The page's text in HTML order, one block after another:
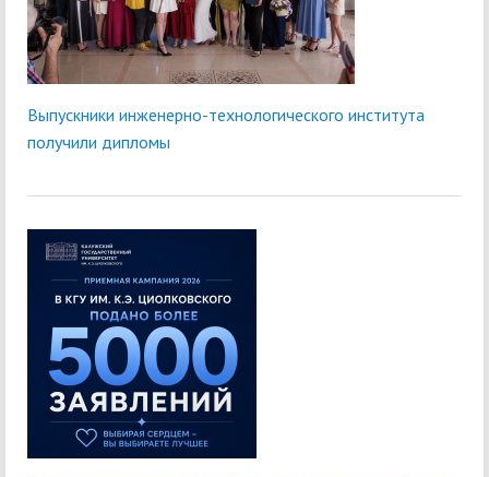
Выпускники инженерно-технологического института
получили дипломы